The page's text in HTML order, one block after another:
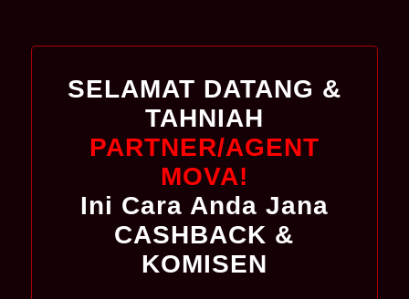
SELAMAT DATANG &
TAHNIAH
PARTNER/AGENT
MOVA!
Ini Cara Anda Jana
CASHBACK &
KOMISEN